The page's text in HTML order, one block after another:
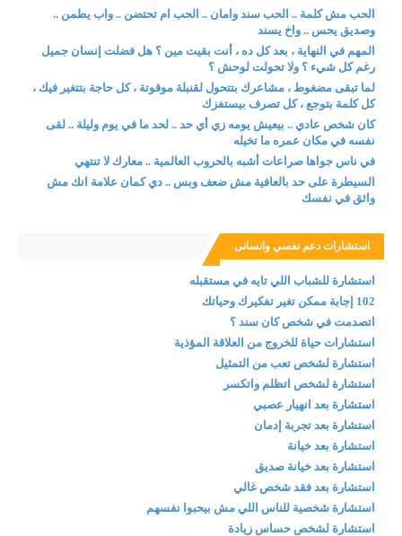
الحب مش كلمة .. الحب سند وامان .. الحب ام تحتضن .. واب يطمن ..
وصديق يحس .. واخ يسند
المهم في النهاية ، بعد كل ده ، أنت بقيت مين ؟ هل فضلت إنسان جميل
رغم كل شيء ؟ ولا تحولت لوحش ؟
لما تبقى مضغوط ، مشاعرك بتتحول لقنبلة موقوتة ، كل حاجة بتتغير فيك ،
كل كلمة بتوجع ، كل تصرف بيستفزك
كان شخص عادي .. بيعيش يومه زي أي حد .. لحد ما في يوم وليلة .. لقى
نفسه في مكان عمره ما تخيله
في ناس جواها صراعات أشبه بالحروب العالمية .. معارك لا تنتهي
السيطرة على حد بالعافية مش ضعف وبس .. دي كمان علامة انك مش
واثق في نفسك
استشارات دعم نفسي وانسانى
استشارة للشباب اللي تايه في مستقبله
102 إجابة ممكن تغير تفكيرك وحياتك
اتصدمت في شخص كان سند ؟
استشارات حياة للخروج من العلاقة المؤذية
استشارة لشخص تعب من التمثيل
استشارة لشخص اتظلم واتكسر
استشارة بعد انهيار عصبي
استشارة بعد تجربة إدمان
استشارة بعد خيانة
استشارة بعد خيانة صديق
استشارة بعد فقد شخص غالي
استشارة شخصية للناس اللي مش بيحبوا نفسهم
استشارة لشخص حساس زيادة